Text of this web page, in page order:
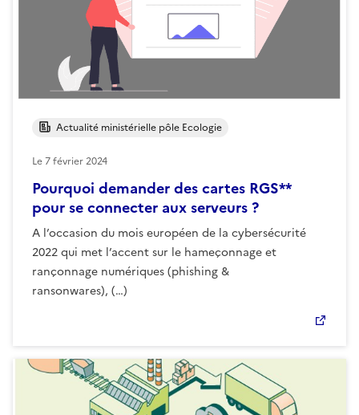
Pourquoi demander des cartes RGS**
pour se connecter aux serveurs ?
A l’occasion du mois européen de la cybersécurité
2022 qui met l’accent sur le hameçonnage et
rançonnage numériques (phishing &
ransonwares), (…)
Actualité ministérielle pôle Ecologie
Le7 février 2024